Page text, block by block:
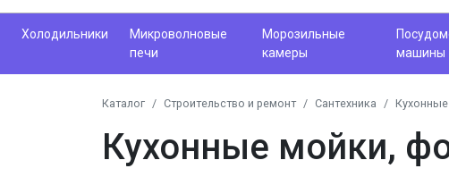
Холодильники
Микроволновые
печи
Морозильные
камеры
машины
Каталог Строительство и ремонт Сантехника
Кухонные мойки,